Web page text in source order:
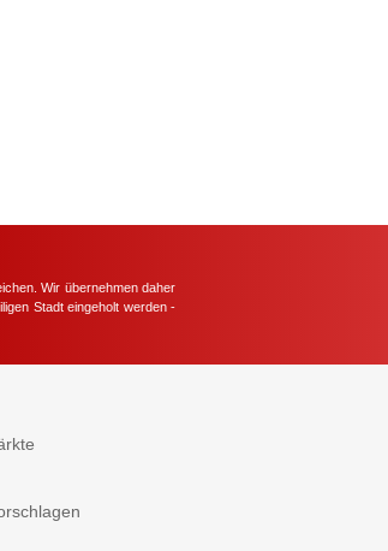
Wir übernehmen daher
Stadt eingeholt werden -